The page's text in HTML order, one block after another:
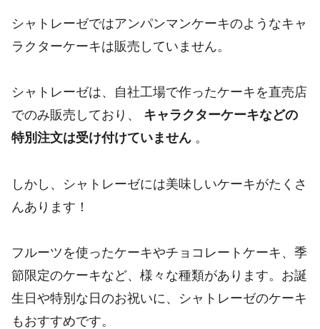
シャトレーゼではアンパンマンケーキのようなキャ
ラクターケーキは販売していません。
シャトレーゼは、自社工場で作ったケーキを直売店
でのみ販売しており、 キャラクターケーキなどの
特別注文は受け付けていません 。
しかし、シャトレーゼには美味しいケーキがたくさ
んあります！
フルーツを使ったケーキやチョコレートケーキ、季
節限定のケーキなど、様々な種類があります。お誕
生日や特別な日のお祝いに、シャトレーゼのケーキ
もおすすめです。